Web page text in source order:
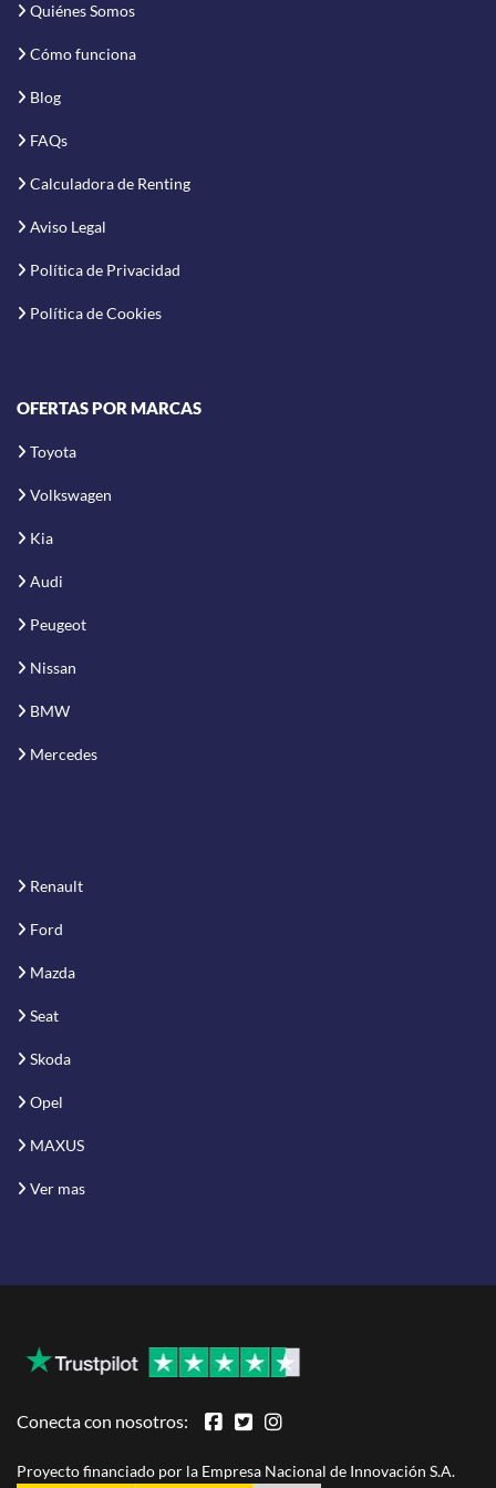
Quiénes Somos
Cómo funciona
Blog
FAQs
Calculadora de Renting
Aviso Legal
Política de Privacidad
Política de Cookies
OFERTAS POR MARCAS
Toyota
Volkswagen
Kia
Audi
Peugeot
Nissan
BMW
Mercedes
Renault
Ford
Mazda
Seat
Skoda
Opel
MAXUS
Ver mas
Conecta con nosotros:
Proyecto financiado por la Empresa Nacional de Innovación S.A.